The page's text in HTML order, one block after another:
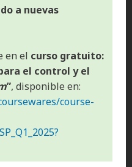
a nuevas
en el curso gratuito:
el control y el
”, disponible en:
course-